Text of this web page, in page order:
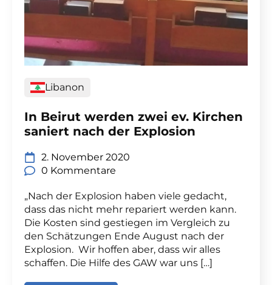
Libanon
In Beirut werden zwei ev. Kirchen
saniert nach der Explosion
2. November 2020
0 Kommentare
„Nach der Explosion haben viele gedacht,
dass das nicht mehr repariert werden kann.
Die Kosten sind gestiegen im Vergleich zu
den Schätzungen Ende August nach der
Explosion. Wir hoffen aber, dass wir alles
schaffen. Die Hilfe des GAW war uns […]